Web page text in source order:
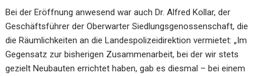
Bei der Eröffnung anwesend war auch Dr. Alfred Kollar, der
Geschäftsführer der Oberwarter Siedlungsgenossenschaft, die
die Räumlichkeiten an die Landespolizeidirektion vermietet: „Im
Gegensatz zur bisherigen Zusammenarbeit, bei der wir stets
gezielt Neubauten errichtet haben, gab es diesmal – bei einem